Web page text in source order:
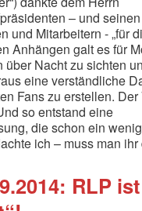
– und seinen
und Mitarbeitern - „für
Anhängen galt es für
über Nacht zu sichten
eine verständliche
Fans zu erstellen.
so entstand eine
die schon ein
ich – muss man ihr
RLP